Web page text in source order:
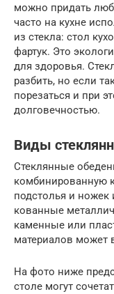
можно придать
часто на кухне
из стекла: стол
фартук. Это
для здоровья.
разбить, но если
порезаться и при
долговечностью.
Виды
Стеклянные
комбинированную
подстолья и
кованные
каменные или
материалов может
На фото ниже
столе могут